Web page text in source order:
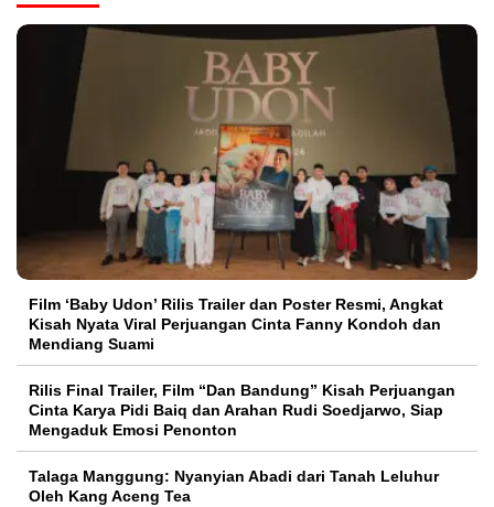
Film ‘Baby Udon’ Rilis Trailer dan Poster Resmi, Angkat
Kisah Nyata Viral Perjuangan Cinta Fanny Kondoh dan
Mendiang Suami
Rilis Final Trailer, Film “Dan Bandung” Kisah Perjuangan
Cinta Karya Pidi Baiq dan Arahan Rudi Soedjarwo, Siap
Mengaduk Emosi Penonton
Talaga Manggung: Nyanyian Abadi dari Tanah Leluhur
Oleh Kang Aceng Tea